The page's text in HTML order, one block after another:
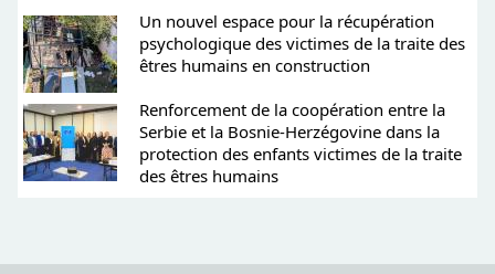
Un nouvel espace pour la récupération
psychologique des victimes de la traite des
êtres humains en construction
Renforcement de la coopération entre la
Serbie et la Bosnie-Herzégovine dans la
protection des enfants victimes de la traite
des êtres humains